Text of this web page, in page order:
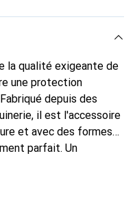
la qualité exigeante de
une protection
depuis des
il est l'accessoire
et avec des formes
parfait. Un
reconnue